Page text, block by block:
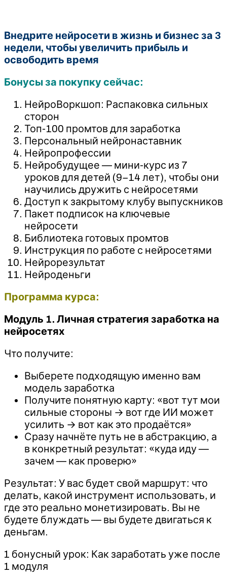
Внедрите нейросети в жизнь и бизнес за 3
недели, чтобы увеличить прибыль и
освободить время
Бонусы за покупку сейчас:
НейроВоркшоп: Распаковка сильных
сторон
Топ-100 промтов для заработка
Персональный нейронаставник
Нейропрофессии
Нейробудущее — мини-курс из 7
уроков для детей (9−14 лет), чтобы они
научились дружить с нейросетями
Доступ к закрытому клубу выпускников
Пакет подписок на ключевые
нейросети
Библиотека готовых промтов
Инструкция по работе с нейросетями
Нейрорезультат
Нейроденьги
Программа курса:
Модуль 1. Личная стратегия заработка на
нейросетях
Что получите:
Выберете подходящую именно вам
модель заработка
Получите понятную карту: «вот тут мои
сильные стороны → вот где ИИ может
усилить → вот как это продаётся»
Сразу начнёте путь не в абстракцию, а
в конкретный результат: «куда иду —
зачем — как проверю»
Результат: У вас будет свой маршрут: что
делать, какой инструмент использовать, и
где это реально монетизировать. Вы не
будете блуждать — вы будете двигаться к
деньгам.
1 бонусный урок: Как заработать уже после
1 модуля